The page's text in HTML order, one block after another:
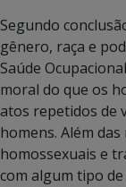
Segundo
gênero, raça e
Saúde
moral do que os
atos repetidos de
homens. Além
homossexuais e
com algum tipo